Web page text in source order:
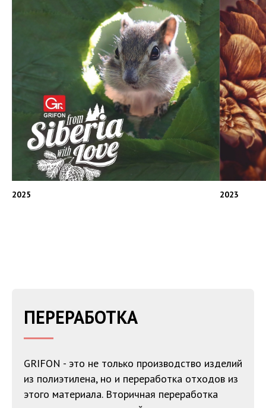
2025 2023
ПЕРЕРАБОТКА
GRIFON - это не только производство изделий
из полиэтилена, но и переработка отходов из
этого материала. Вторичная переработка